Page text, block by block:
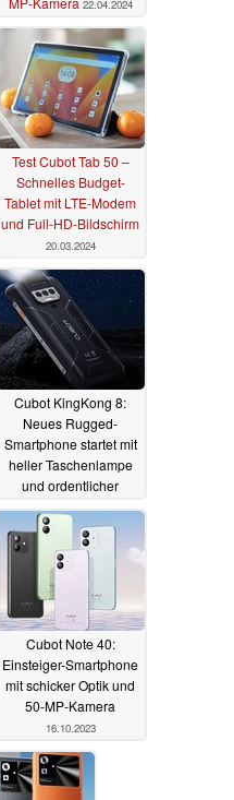
22.04.2024
Test Cubot Tab 50 –
Schnelles Budget-
Tablet mit LTE-Modem
und Full-HD-Bildschirm
20.03.2024
Cubot KingKong 8:
Neues Rugged-
Smartphone startet mit
heller Taschenlampe
und ordentlicher
Ausstattung01.11.2023
Cubot Note 40:
Einsteiger-Smartphone
mit schicker Optik und
50-MP-Kamera
16.10.2023